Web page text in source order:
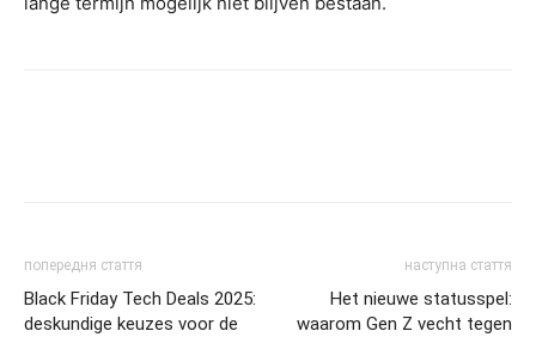
попередня стаття
Black Friday Tech Deals 2025:
deskundige keuzes voor de
наступна стаття
Het nieuwe statusspel:
waarom Gen Z vecht tegen